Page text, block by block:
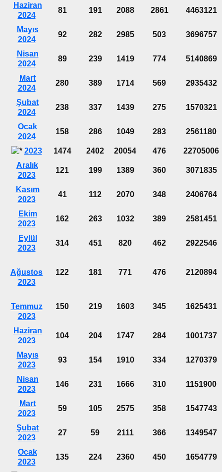
Haziran
2024
81 191 2088 2861 4463121
Mayıs
2024
92 282 2985 503 3696757
Nisan
2024
89 239 1419 774 5140869
Mart
2024
280 389 1714 569 2935432
Şubat
2024
238 337 1439 275 1570321
Ocak
2024
158 286 1049 283 2561180
2023 1474 2402 20054 476
22705006
Aralık
2023
121 199 1389 360 3071835
Kasım
2023
41 112 2070 348 2406764
Ekim
2023
162 263 1032 389 2581451
Eylül
2023
314 451 820 462 2922546
Ağustos
2023
122 181 771 476 2120894
Temmuz
2023
150 219 1603 345 1625431
Haziran
2023
104 204 1747 284 1001737
Mayıs
2023
93 154 1910 334 1270379
Nisan
2023
146 231 1666 310 1151900
Mart
2023
59 105 2575 358 1547743
Şubat
2023
27 59 2111 366 1349547
Ocak
2023
135 224 2360 450 1654779